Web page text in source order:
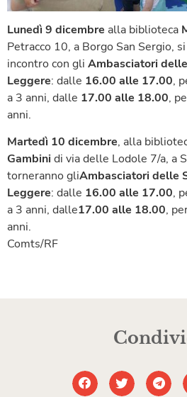
Lunedì 9 dicembre alla biblioteca
Petracco 10, a Borgo San Sergio,
incontro con gli Ambasciatori
Leggere: dalle 16.00 alle 17.00,
a 3 anni, dalle 17.00 alle 18.00,
anni.
Martedì 10 dicembre, alla
Gambinidi via delle Lodole 7/a, a
torneranno gliAmbasciatori delle
Leggere: dalle 16.00 alle 17.00,
a 3 anni, dalle17.00 alle 18.00,
anni.
Comts/RF